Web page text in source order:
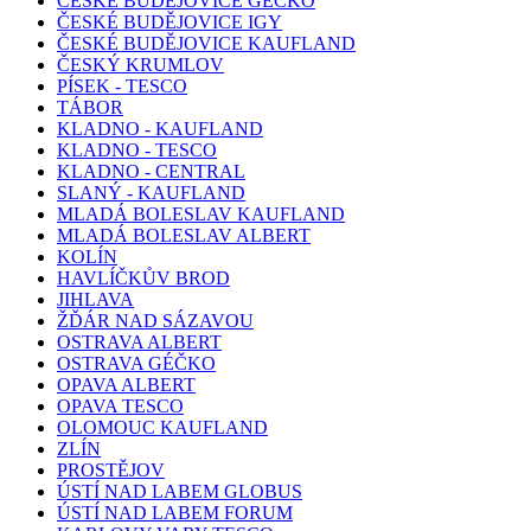
ČESKÉ BUDĚJOVICE IGY
ČESKÉ BUDĚJOVICE KAUFLAND
ČESKÝ KRUMLOV
PÍSEK - TESCO
TÁBOR
KLADNO - KAUFLAND
KLADNO - TESCO
KLADNO - CENTRAL
SLANÝ - KAUFLAND
MLADÁ BOLESLAV KAUFLAND
MLADÁ BOLESLAV ALBERT
KOLÍN
HAVLÍČKŮV BROD
JIHLAVA
ŽĎÁR NAD SÁZAVOU
OSTRAVA ALBERT
OSTRAVA GÉČKO
OPAVA ALBERT
OPAVA TESCO
OLOMOUC KAUFLAND
ZLÍN
PROSTĚJOV
ÚSTÍ NAD LABEM GLOBUS
ÚSTÍ NAD LABEM FORUM